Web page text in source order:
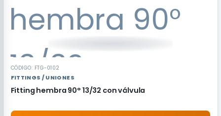
CÓDIGO: FTG-0102
FITTINGS / UNIONES
Fitting hembra 90° 13/32 con válvula